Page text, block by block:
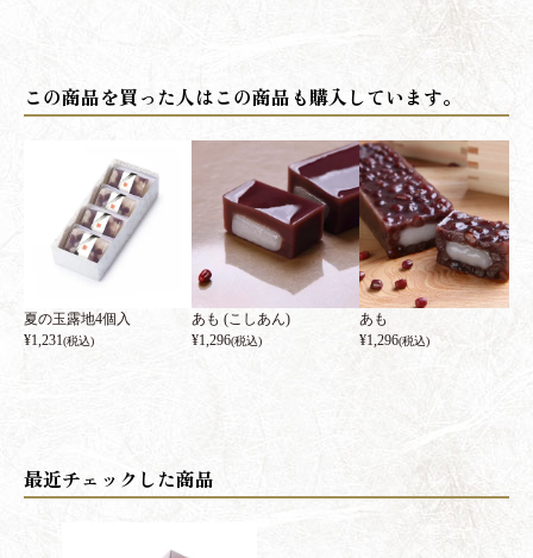
夏の玉露地4個入
¥1,231(税込)
あも (こしあん)
¥1,296(税込)
あも
¥1,296(税込)